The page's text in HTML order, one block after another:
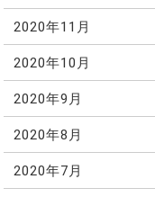
2020年11月
2020年10月
2020年9月
2020年8月
2020年7月